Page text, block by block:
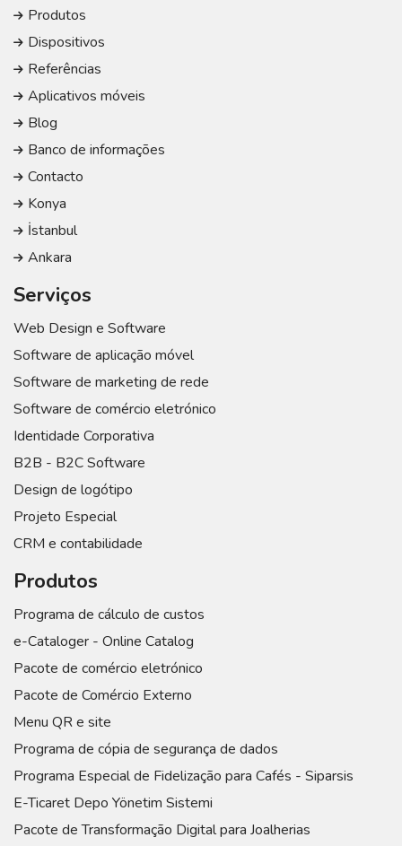
Produtos
Dispositivos
Referências
Aplicativos móveis
Blog
Banco de informações
Contacto
Konya
İstanbul
Ankara
Serviços
Web Design e Software
Software de aplicação móvel
Software de marketing de rede
Software de comércio eletrónico
Identidade Corporativa
B2B - B2C Software
Design de logótipo
Projeto Especial
CRM e contabilidade
Produtos
Programa de cálculo de custos
e-Cataloger - Online Catalog
Pacote de comércio eletrónico
Pacote de Comércio Externo
Menu QR e site
Programa de cópia de segurança de dados
Programa Especial de Fidelização para Cafés - Siparsis
E-Ticaret Depo Yönetim Sistemi
Pacote de Transformação Digital para Joalherias